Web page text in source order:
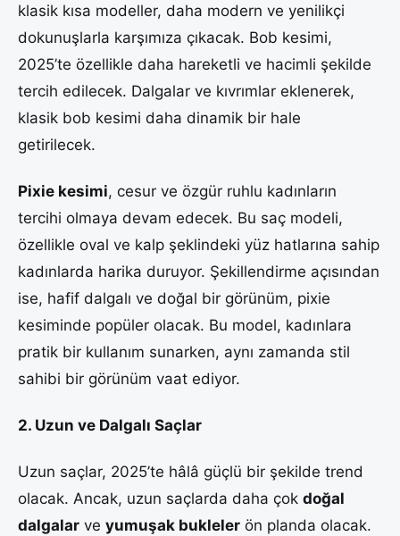
klasik kısa modeller, daha modern ve yenilikçi
dokunuşlarla karşımıza çıkacak. Bob kesimi,
2025’te özellikle daha hareketli ve hacimli şekilde
tercih edilecek. Dalgalar ve kıvrımlar eklenerek,
klasik bob kesimi daha dinamik bir hale
getirilecek.
Pixie kesimi, cesur ve özgür ruhlu kadınların
tercihi olmaya devam edecek. Bu saç modeli,
özellikle oval ve kalp şeklindeki yüz hatlarına sahip
kadınlarda harika duruyor. Şekillendirme açısından
ise, hafif dalgalı ve doğal bir görünüm, pixie
kesiminde popüler olacak. Bu model, kadınlara
pratik bir kullanım sunarken, aynı zamanda stil
sahibi bir görünüm vaat ediyor.
2. Uzun ve Dalgalı Saçlar
Uzun saçlar, 2025’te hâlâ güçlü bir şekilde trend
olacak. Ancak, uzun saçlarda daha çok doğal
dalgalar ve yumuşak bukleler ön planda olacak.